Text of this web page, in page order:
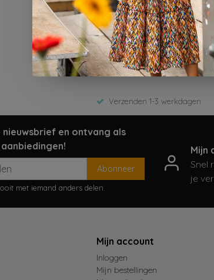
Verzenden 1-3 werkdagen
en ontvang als
Abonneer
met iemand anders delen.
Mijn
Snel
je
Mijn account
Inloggen
Mijn bestellingen